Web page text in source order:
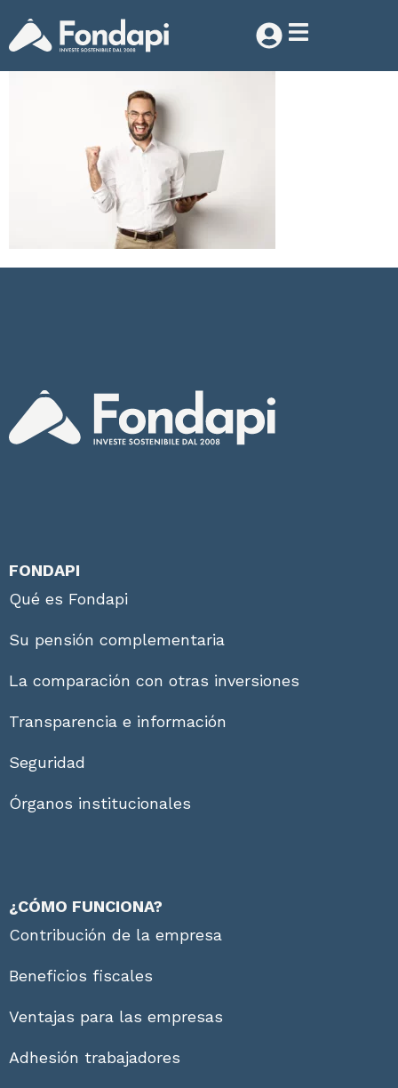
FONDAPI
Qué es Fondapi
Su pensión complementaria
La comparación con otras inversiones
Transparencia e información
Seguridad
Órganos institucionales
¿CÓMO FUNCIONA?
Contribución de la empresa
Beneficios fiscales
Ventajas para las empresas
Adhesión trabajadores